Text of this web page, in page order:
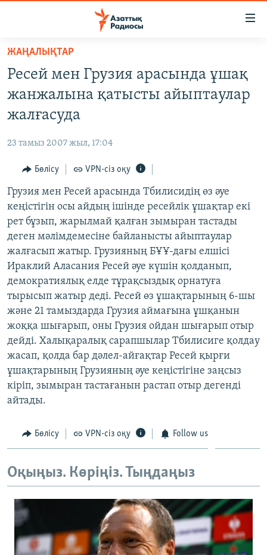
Skip
main
content
to
main
Search
АДАМ ҚҰҚЫҚТАРЫ
ӘЛЕУМЕТ
ӘЛЕМ
АРНАЙЫ ЖОБАЛАР
ЖАЗЫЛЫҢЫЗ
Басқа тілдерде
ЖАҢАЛЫҚТАР
Ресей мен Грузия арасында ұшақ
жанжалына қатысты айыптаулар
жалғасуда
23 тамыз 2007 жыл, 17:04
Бөлісу VPN-сіз оқу
Грузия мен Ресей арасында Тбилисидің өз әуе
кеңістігін осы айдың ішінде ресейлік ұшақтар екі
рет бұзып, жарылмай қалған зымыран тастады
деген мәлімдемесіне байланысты айыптаулар
жалғасып жатыр. Грузияның БҰҰ-дағы елшісі
Ираклий Аласания Ресей әуе күшін қолданып,
демократиялық елде тұрақсыздық орнатуға
тырысып жатыр деді. Ресей өз ұшақтарының 6-шы
және 21 тамыздарда Грузия аймағына ұшқанын
жоққа шығарып, оны Грузия ойдан шығарып отыр
дейді. Халықаралық сарапшылар Тбилисиге қолдау
жасап, қолда бар дәлел-айғақтар Ресей қырғи
ұшақтарының Грузияның әуе кеңістігіне заңсыз
кіріп, зымыран тастағанын растап отыр дегенді
айтады.
Бөлісу VPN-сіз оқу Follow us
Оқыңыз. Көріңіз. Тыңдаңыз